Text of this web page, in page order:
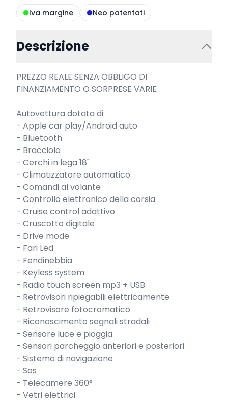
Iva margine Neo patentati
Descrizione
PREZZO REALE SENZA OBBLIGO DI
FINANZIAMENTO O SORPRESE VARIE
Autovettura dotata di:
- Apple car play/Android auto
- Bluetooth
- Bracciolo
- Cerchi in lega 18"
- Climatizzatore automatico
- Comandi al volante
- Controllo elettronico della corsia
- Cruise control adattivo
- Cruscotto digitale
- Drive mode
- Fari Led
- Fendinebbia
- Keyless system
- Radio touch screen mp3 + USB
- Retrovisori ripiegabili elettricamente
- Retrovisore fotocromatico
- Riconoscimento segnali stradali
- Sensore luce e pioggia
- Sensori parcheggio anteriori e posteriori
- Sistema di navigazione
- Sos
- Telecamere 360°
- Vetri elettrici